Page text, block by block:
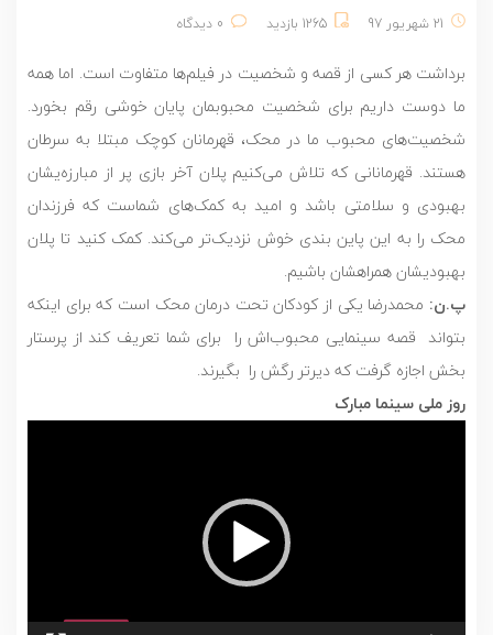
21 شهریور 97 1265 بازدید 0 دیدگاه
برداشت هر کسی از قصه و شخصیت‌ در فیلم‌ها متفاوت است. اما همه
ما دوست داریم برای شخصیت محبوبمان پایان خوشی رقم بخورد.
شخصیت‌های محبوب ما در محک، قهرمانان کوچک مبتلا به سرطان
هستند. قهرمانانی که تلاش می‌کنیم پلان آخر بازی پر از مبارزه‌یشان
بهبودی و سلامتی باشد و امید به کمک‌های شماست که فرزندان
محک را به این پاین بندی خوش نزدیک‌تر می‌کند. کمک کنید تا پلان
بهبودیشان همراهشان باشیم.
پ.ن: محمدرضا یکی از کودکان تحت درمان محک است که برای اینکه
بتواند قصه سینمایی محبوب‌اش را برای شما تعریف کند از پرستار
بخش اجازه گرفت که دیرتر رگش را بگیرند.
روز ملی سینما مبارک